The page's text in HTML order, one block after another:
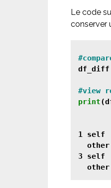
Le code
conserver
df_diff
print
1 self
3 self